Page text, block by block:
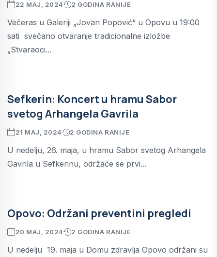
22 MAJ, 2024 2 GODINA RANIJE
Večeras u Galeriji „Jovan Popović“ u Opovu u 19:00
sati svečano otvaranje tradicionalne izložbe
„Stvaraoci...
Sefkerin: Koncert u hramu Sabor
svetog Arhangela Gavrila
21 MAJ, 2024 2 GODINA RANIJE
U nedelju, 26. maja, u hramu Sabor svetog Arhangela
Gavrila u Sefkerinu, održaće se prvi...
Opovo: Održani preventini pregledi
20 MAJ, 2024 2 GODINA RANIJE
U nedelju 19. maja u Domu zdravlja Opovo održani su